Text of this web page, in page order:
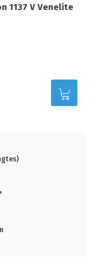
1137 V Venelite